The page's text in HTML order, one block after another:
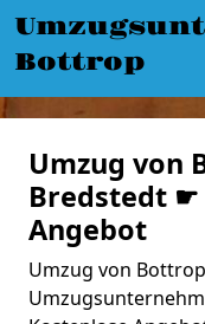
Bottrop
Umzug von
Bredstedt ☛
Angebot
Umzug von